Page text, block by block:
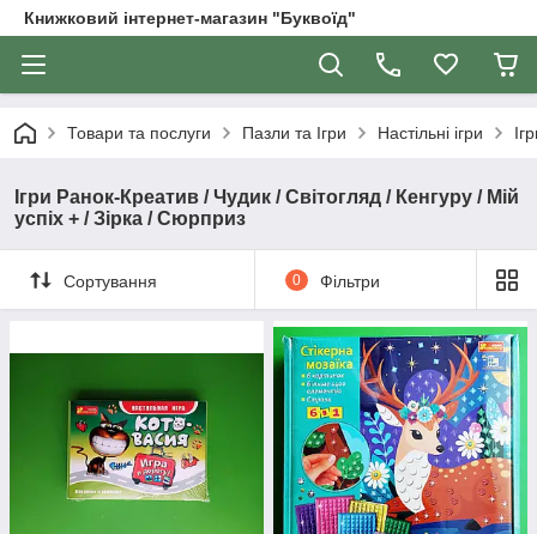
Книжковий інтернет-магазин "Буквоїд"
Товари та послуги Пазли та Ігри Настільні ігри
Ігри Ранок-Креатив / Чудик / Світогляд / Кенгуру / Мій
успіх + / Зірка / Сюрприз
Сортування 0 Фільтри